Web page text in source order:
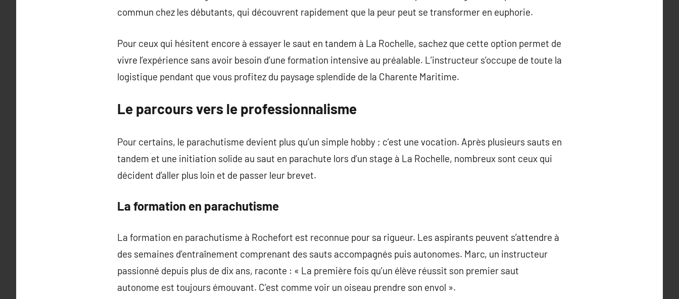
commun chez les débutants, qui découvrent rapidement que la peur peut se transformer en euphorie.
Pour ceux qui hésitent encore à essayer le saut en tandem à La Rochelle, sachez que cette option permet de
vivre l’expérience sans avoir besoin d’une formation intensive au préalable. L’instructeur s’occupe de toute la
logistique pendant que vous profitez du paysage splendide de la Charente Maritime.
Le parcours vers le professionnalisme
Pour certains, le parachutisme devient plus qu’un simple hobby ; c’est une vocation. Après plusieurs sauts en
tandem et une initiation solide au saut en parachute lors d’un stage à La Rochelle, nombreux sont ceux qui
décident d’aller plus loin et de passer leur brevet.
La formation en parachutisme
La formation en parachutisme à Rochefort est reconnue pour sa rigueur. Les aspirants peuvent s’attendre à
des semaines d’entraînement comprenant des sauts accompagnés puis autonomes. Marc, un instructeur
passionné depuis plus de dix ans, raconte : « La première fois qu’un élève réussit son premier saut
autonome est toujours émouvant. C’est comme voir un oiseau prendre son envol ».